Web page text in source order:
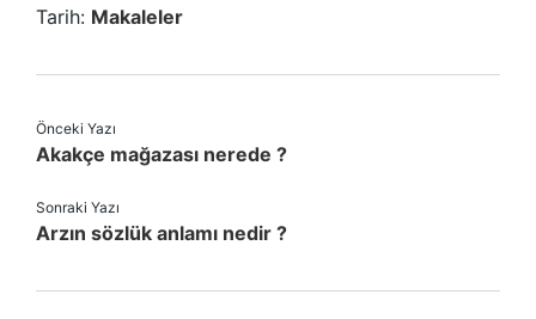
Tarih: Makaleler
Önceki Yazı
Akakçe mağazası nerede ?
Sonraki Yazı
Arzın sözlük anlamı nedir ?